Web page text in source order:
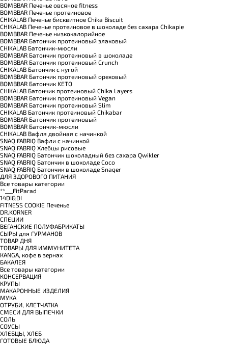
BOMBBAR Печенье овсяное fitness
BOMBBAR Печенье протеиновое
CHIKALAB Печенье бисквитное Chika Biscuit
CHIKALAB Печенье протеиновое в шоколаде без сахара Chikapie
BOMBBAR Печенье низкокалорийное
BOMBBAR Батончик протеиновый злаковый
CHIKALAB Батончик-мюсли
BOMBBAR Батончик протеиновый в шоколаде
BOMBBAR Батончик протеиновый Crunch
CHIKALAB Батончик с нугой
BOMBBAR Батончик протеиновый ореховый
BOMBBAR Батончик KETO
CHIKALAB Батончик протеиновый Chika Layers
BOMBBAR Батончик протеиновый Vegan
BOMBBAR Батончик протеиновый Slim
CHIKALAB Батончик протеиновый Chikabar
BOMBBAR Батончик протеиновый
BOMBBAR Батончик-мюсли
CHIKALAB Вафля двойная с начинкой
SNAQ FABRIQ Вафли с начинкой
SNAQ FABRIQ Хлебцы рисовые
SNAQ FABRIQ Батончик шоколадный без сахара Qwikler
SNAQ FABRIQ Батончик в шоколаде Coco
SNAQ FABRIQ Батончик в шоколаде Snaqer
ДЛЯ ЗДОРОВОГО ПИТАНИЯ
Все товары категории
**___FitParad
14DI&DI
FITNESS COOKIE Печенье
DR.KORNER
СПЕЦИИ
ВЕГАНСКИЕ ПОЛУФАБРИКАТЫ
СЫРЫ для ГУРМАНОВ
TОВАР ДНЯ
TОВАРЫ ДЛЯ ИММУНИТЕТА
КANGA, кофе в зернах
БАКАЛЕЯ
Все товары категории
КОНСЕРВАЦИЯ
КРУПЫ
МАКАРОННЫЕ ИЗДЕЛИЯ
МУКА
ОТРУБИ, КЛЕТЧАТКА
СМЕСИ ДЛЯ ВЫПЕЧКИ
СОЛЬ
СОУСЫ
ХЛЕБЦЫ, ХЛЕБ
ГОТОВЫЕ БЛЮДА